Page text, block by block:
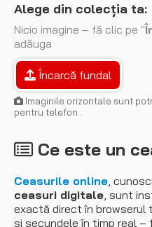
Alege din colecția ta:
Nicio imagine – fă clic pe "
adăuga
Încarcă fundal
Imaginile orizontale sunt
pentru telefon..
Ce este un
Ceasurile online,
ceasuri digitale, sunt
exactă direct în browserul
și secundele în timp real